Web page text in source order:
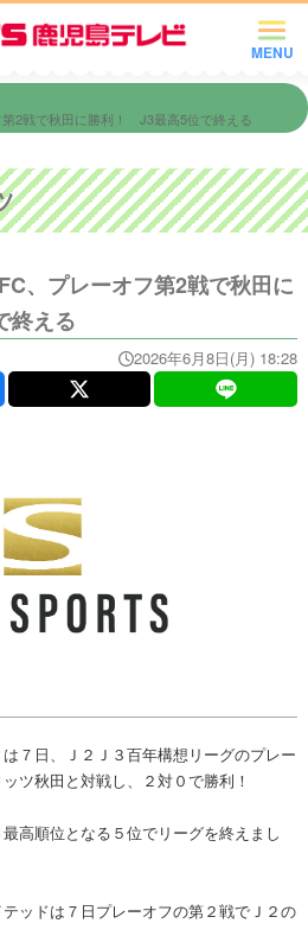
MENU
2戦で秋田に勝利！ J3最高5位で終える
、プレーオフ第2戦で秋田に
終える
2026年6月8日(月) 18:28
７日、Ｊ２Ｊ３百年構想リーグのプレー
ツ秋田と対戦し、２対０で勝利！
高順位となる５位でリーグを終えまし
ッドは７日プレーオフの第２戦でＪ２の